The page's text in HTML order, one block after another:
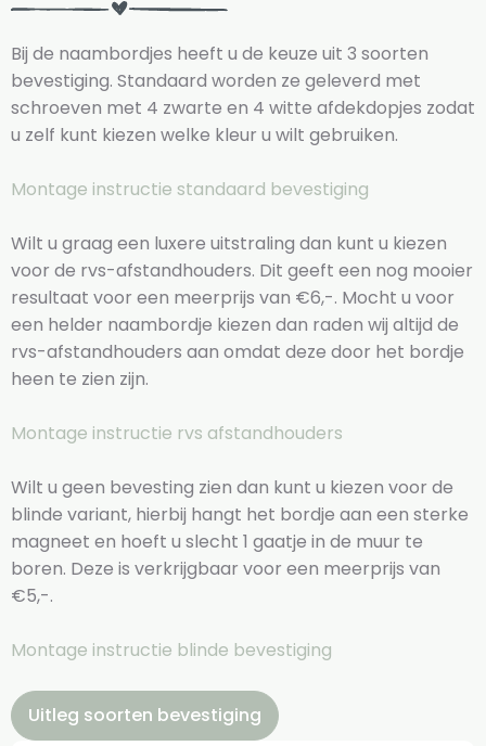
Bij de naambordjes heeft u de keuze uit 3 soorten
bevestiging. Standaard worden ze geleverd met
schroeven met 4 zwarte en 4 witte afdekdopjes zodat
u zelf kunt kiezen welke kleur u wilt gebruiken.
Montage instructie standaard bevestiging
Wilt u graag een luxere uitstraling dan kunt u kiezen
voor de rvs-afstandhouders. Dit geeft een nog mooier
resultaat voor een meerprijs van €6,-. Mocht u voor
een helder naambordje kiezen dan raden wij altijd de
rvs-afstandhouders aan omdat deze door het bordje
heen te zien zijn.
Montage instructie rvs afstandhouders
Wilt u geen bevesting zien dan kunt u kiezen voor de
blinde variant, hierbij hangt het bordje aan een sterke
magneet en hoeft u slecht 1 gaatje in de muur te
boren. Deze is verkrijgbaar voor een meerprijs van
€5,-.
Montage instructie blinde bevestiging
Uitleg soorten bevestiging